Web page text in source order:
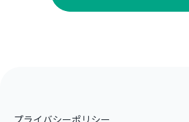
プライバシーポリシー